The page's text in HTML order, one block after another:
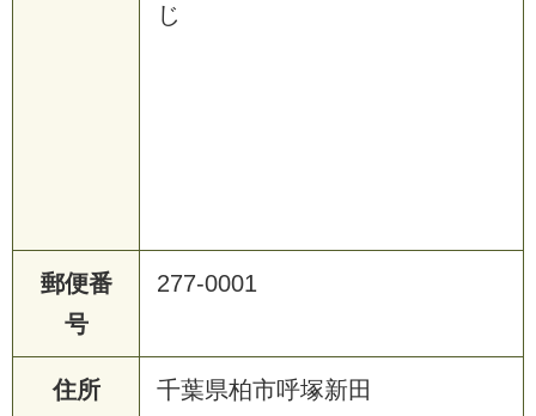
じ
郵便番
号
277-0001
住所
千葉県柏市呼塚新田